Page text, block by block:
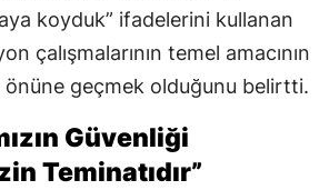
koyduk” ifadelerini kullanan
çalışmalarının temel amacının
önüne geçmek olduğunu belirtti.
Güvenliği
Teminatıdır”